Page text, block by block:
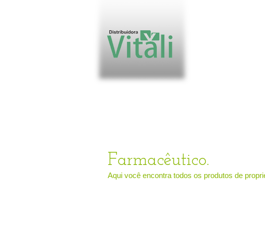
Farmacêutico.
Aqui você encontra todos os produtos de